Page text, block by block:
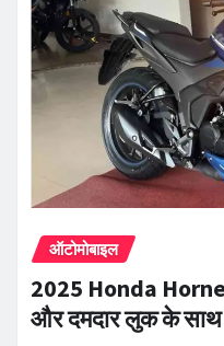
ऑटोमोबाइल
2025 Honda
और दमदार लुक के